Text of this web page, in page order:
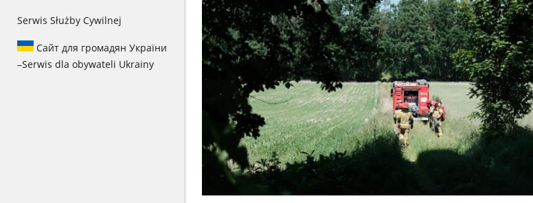
Serwis Służby Cywilnej
Сайт для громадян України
–Serwis dla obywateli Ukrainy